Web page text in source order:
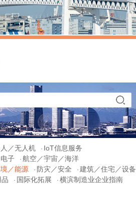
／无人机 · IoT信息服务
子 · 航空／宇宙／海洋
／能源 · 防灾／安全 · 建筑／住宅／设备
· 国际化拓展 · 横滨制造业企业指南